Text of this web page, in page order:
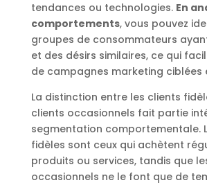
tendances ou technologies. En
comportements, vous pouvez
groupes de consommateurs
et des désirs similaires, ce qui
de campagnes marketing ciblées
La distinction entre les clients
clients occasionnels fait partie
segmentation comportementale.
fidèles sont ceux qui achètent
produits ou services, tandis que
occasionnels ne le font que de